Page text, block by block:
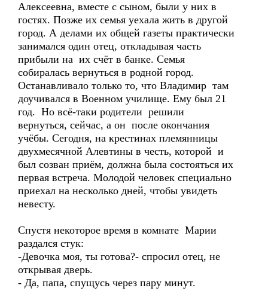
Алексеевна, вместе с сыном, были у них в
гостях. Позже их семья уехала жить в другой
город. А делами их общей газеты практически
занимался один отец, откладывая часть
прибыли на их счёт в банке. Семья
собиралась вернуться в родной город.
Останавливало только то, что Владимир там
доучивался в Военном училище. Ему был 21
год. Но всё-таки родители решили
вернуться, сейчас, а он после окончания
учёбы. Сегодня, на крестинах племянницы
двухмесячной Алевтины в честь, которой и
был созван приём, должна была состояться их
первая встреча. Молодой человек специально
приехал на несколько дней, чтобы увидеть
невесту.
Спустя некоторое время в комнате Марии
раздался стук:
-Девочка моя, ты готова?- спросил отец, не
открывая дверь.
- Да, папа, спущусь через пару минут.